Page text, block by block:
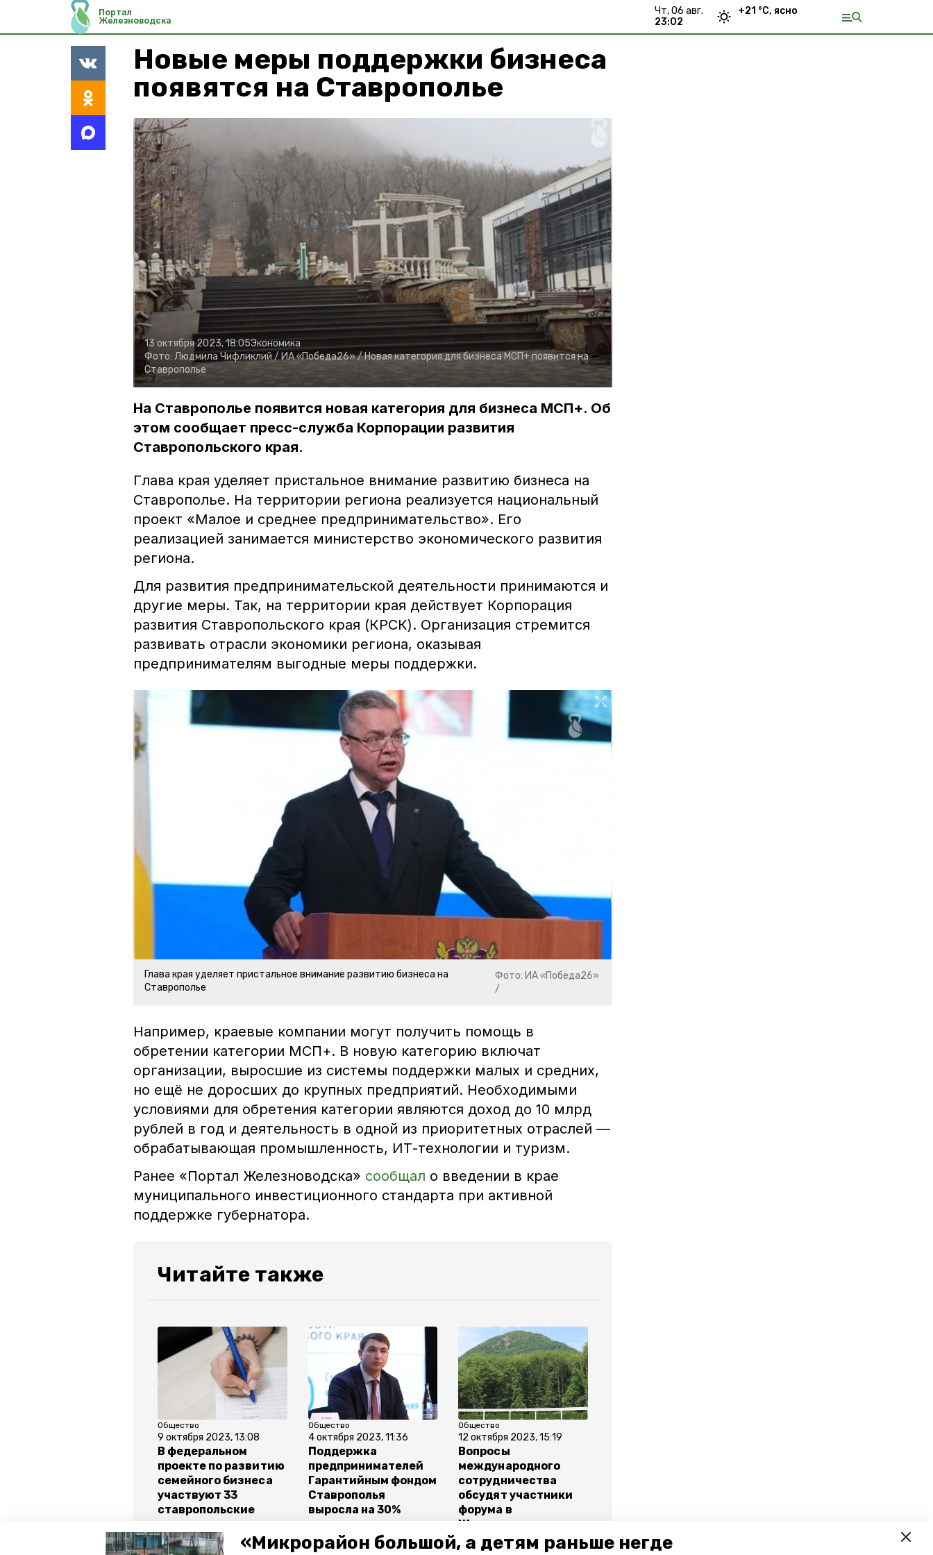
«Микрорайон большой, а детям раньше негде
Портал
Железноводска
чт, 06 авг.
23:02
+21 °С, ясно
Новые меры поддержки бизнеса
появятся на Ставрополье
13 октября 2023, 18:05Экономика
Фото: Людмила Чифликлий /ИА «Победа26» /Новая категория для бизнеса МСП+ появится на
Ставрополье
На Ставрополье появится новая категория для бизнеса МСП+. Об
этом сообщает пресс-служба Корпорации развития
Ставропольского края.
Глава края уделяет пристальное внимание развитию бизнеса на
Ставрополье. На территории региона реализуется национальный
проект «Малое и среднее предпринимательство». Его
реализацией занимается министерство экономического развития
региона.
Для развития предпринимательской деятельности принимаются и
другие меры. Так, на территории края действует Корпорация
развития Ставропольского края (КРСК). Организация стремится
развивать отрасли экономики региона, оказывая
предпринимателям выгодные меры поддержки.
Глава края уделяет пристальное внимание развитию бизнеса на
Ставрополье
Фото: ИА «Победа26»
/
Например, краевые компании могут получить помощь в
обретении категории МСП+. В новую категорию включат
организации, выросшие из системы поддержки малых и средних,
но ещё не доросших до крупных предприятий. Необходимыми
условиями для обретения категории являются доход до 10 млрд
рублей в год и деятельность в одной из приоритетных отраслей —
обрабатывающая промышленность, ИТ-технологии и туризм.
Ранее «Портал Железноводска» сообщал о введении в крае
муниципального инвестиционного стандарта при активной
поддержке губернатора.
Читайте также
Общество
9 октября 2023, 13:08
В федеральном
проекте по развитию
семейного бизнеса
участвуют 33
ставропольские
Общество
4 октября 2023, 11:36
Поддержка
предпринимателей
Гарантийным фондом
Ставрополья
выросла на 30%
Общество
12 октября 2023, 15:19
Вопросы
международного
сотрудничества
обсудят участники
форума в
Железноводске